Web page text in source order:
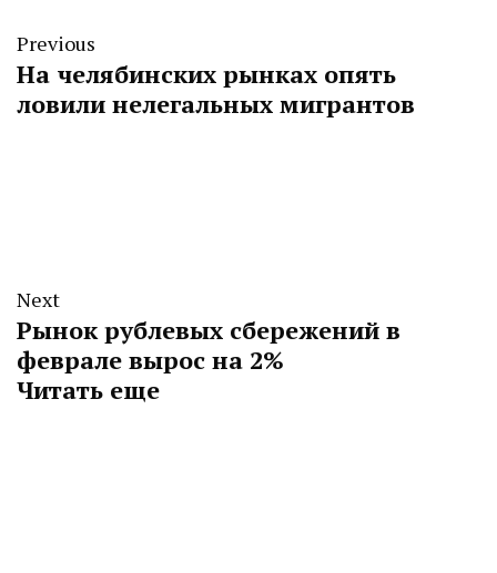
Previous
На челябинских рынках опять
ловили нелегальных мигрантов
Next
Рынок рублевых сбережений в
феврале вырос на 2%
Читать еще